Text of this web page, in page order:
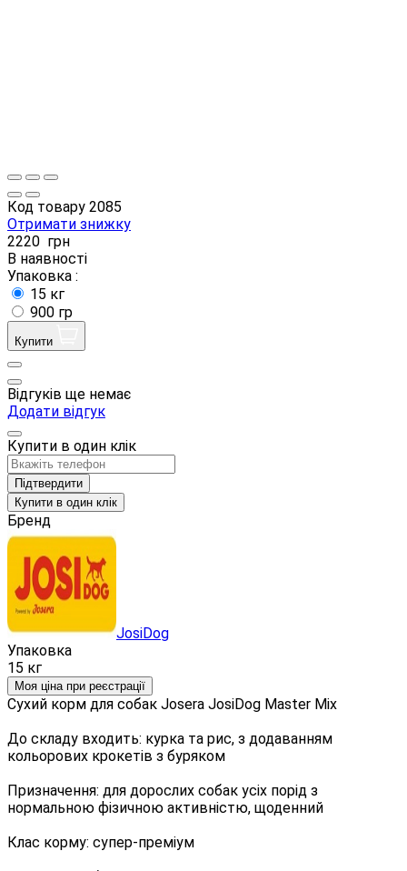
Код товару 2085
Отримати знижку
2220 грн
В наявності
Упаковка :
15 кг
900 гр
Купити
Відгуків ще немає
Додати відгук
Купити в один клік
Підтвердити
Купити в один клік
Бренд
JosiDog
Упаковка
15 кг
Моя ціна при реєстрації
Сухий корм для собак Josera JosiDog Master Mix
До складу входить: курка та рис, з додаванням
кольорових крокетів з буряком
Призначення: для дорослих собак усіх порід з
нормальною фізичною активністю, щоденний
Клас корму: супер-преміум